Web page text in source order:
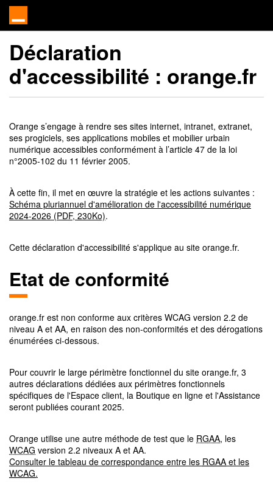
Déclaration
d'accessibilité : orange.fr
Orange s’engage à rendre ses sites internet, intranet, extranet,
ses progiciels, ses applications mobiles et mobilier urbain
numérique accessibles conformément à l’article 47 de la loi
n°2005-102 du 11 février 2005.
À cette fin, il met en œuvre la stratégie et les actions suivantes :
Schéma pluriannuel d'amélioration de l'accessibilité numérique
2024-2026 (PDF, 230Ko).
Cette déclaration d'accessibilité s'applique au site orange.fr.
Etat de conformité
orange.fr est non conforme aux critères WCAG version 2.2 de
niveau A et AA, en raison des non-conformités et des dérogations
énumérées ci-dessous.
Pour couvrir le large périmètre fonctionnel du site orange.fr, 3
autres déclarations dédiées aux périmètres fonctionnels
spécifiques de l'Espace client, la Boutique en ligne et l'Assistance
seront publiées courant 2025.
Orange utilise une autre méthode de test que le RGAA, les
WCAG version 2.2 niveaux A et AA.
Consulter le tableau de correspondance entre les RGAA et les
WCAG.